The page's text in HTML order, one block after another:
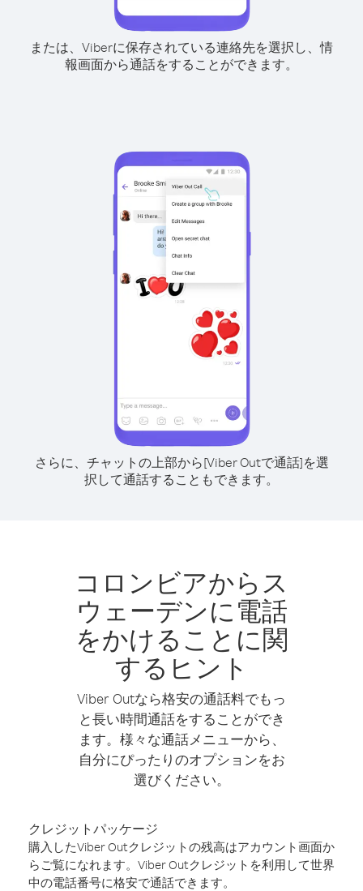
または、Viberに保存されている連絡先を選択し、情
報画面から通話をすることができます。
さらに、チャットの上部から[Viber Outで通話]を選
択して通話することもできます。
コロンビアからス
ウェーデンに電話
をかけることに関
するヒント
Viber Outなら格安の通話料でもっ
と長い時間通話をすることができ
ます。様々な通話メニューから、
自分にぴったりのオプションをお
選びください。
クレジットパッケージ
購入したViber Outクレジットの残高はアカウント画面か
らご覧になれます。Viber Outクレジットを利用して世界
中の電話番号に格安で通話できます。